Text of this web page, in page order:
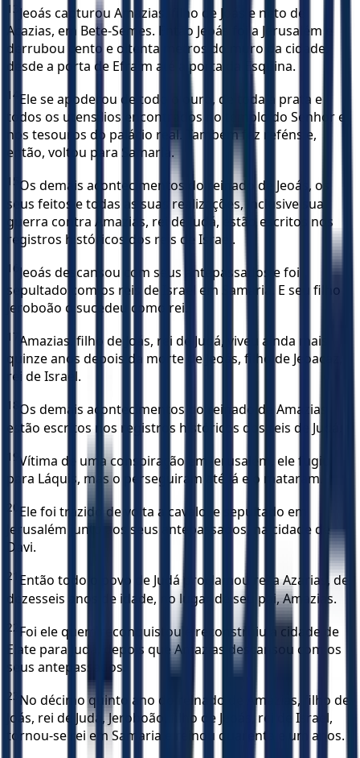
13 Jeoás capturou Amazias, filho de Joás e neto de
Acazias, em Bete-Semes. Então Jeoás foi a Jerusalém e
derrubou cento e oitenta metros do muro da cidade,
desde a porta de Efraim até a porta da Esquina.
14 Ele se apoderou de todo o ouro, de toda a prata e
todos os utensílios encontrados no templo do Senhor e
nos tesouros do palácio real. Também fez reféns e,
então, voltou para Samaria.
15 Os demais acontecimentos do reinado de Jeoás, os
seus feitos e todas as suas realizações, inclusive sua
guerra contra Amazias, rei de Judá, estão escritos nos
registros históricos dos reis de Israel.
16 Jeoás descansou com seus antepassados e foi
sepultado com os reis de Israel em Samaria. E seu filho
Jeroboão o sucedeu como rei.
17 Amazias, filho de Joás, rei de Judá, viveu ainda mais
quinze anos depois da morte de Jeoás, filho de Jeoacaz,
rei de Israel.
18 Os demais acontecimentos do reinado de Amazias
estão escritos nos registros históricos dos reis de Judá.
19 Vítima de uma conspiração em Jerusalém, ele fugiu
para Láquis, mas o perseguiram até lá e o mataram.
20 Ele foi trazido de volta a cavalo, e sepultado em
Jerusalém junto aos seus antepassados, na cidade de
Davi.
21
Então todo o povo de Judá proclamou rei a Azarias, de
dezesseis anos de idade, no lugar de seu pai, Amazias.
22 Foi ele quem reconquistou e reconstruiu a cidade de
Elate para Judá, depois que Amazias descansou com os
seus antepassados.
23 No décimo quinto ano do reinado de Amazias, filho de
Joás, rei de Judá, Jeroboão, filho de Jeoás, rei de Israel,
tornou-se rei em Samaria e reinou quarenta e um anos.